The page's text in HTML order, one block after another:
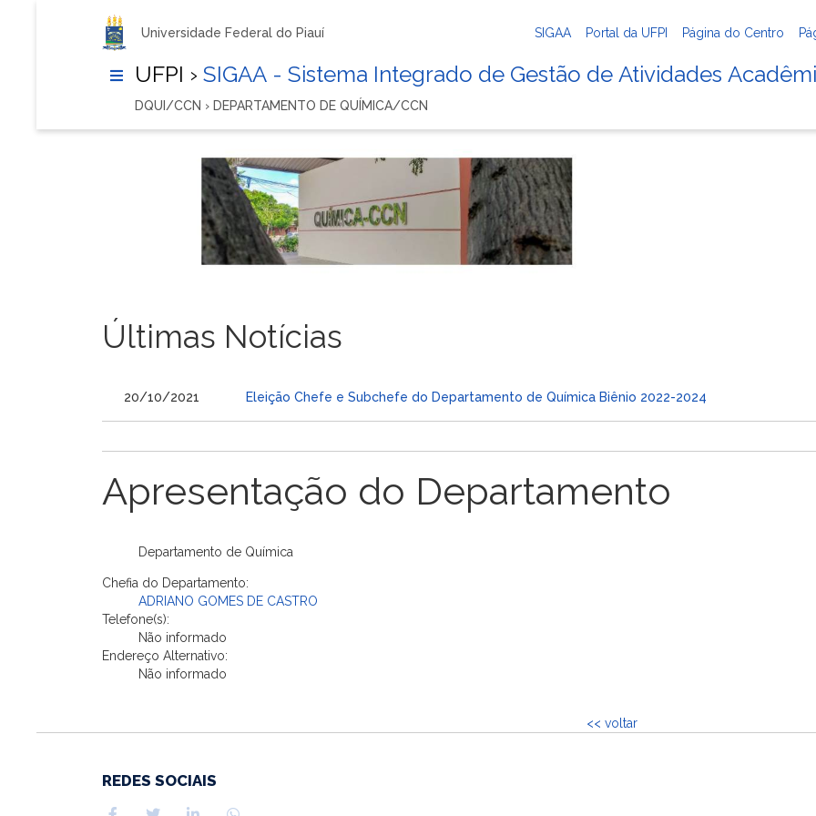
Universidade Federal do Piauí SIGAA Portal da UFPI Página do Centro
UFPI › SIGAA - Sistema Integrado de Gestão de Atividades
DQUI/CCN › DEPARTAMENTO DE QUÍMICA/CCN
Últimas Notícias
20/10/2021 Eleição Chefe e Subchefe do Departamento de Química Biênio 2022-2024
Apresentação do Departamento
Departamento de Química
Chefia do Departamento:
ADRIANO GOMES DE CASTRO
Telefone(s):
Não informado
Endereço Alternativo:
Não informado
<< voltar
REDES SOCIAIS